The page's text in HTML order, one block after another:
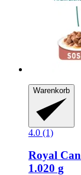
Warenkorb
4.0 (1)
Royal
1.020 g